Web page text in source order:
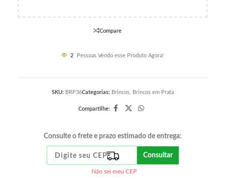
Compare
2 Pessoas Vendo esse Produto Agora!
SKU: BRP36Categorias: Brincos, Brincos em Prata
Compartilhe:
Consulte o frete e prazo estimado de entrega:
Consultar
Não sei meu CEP